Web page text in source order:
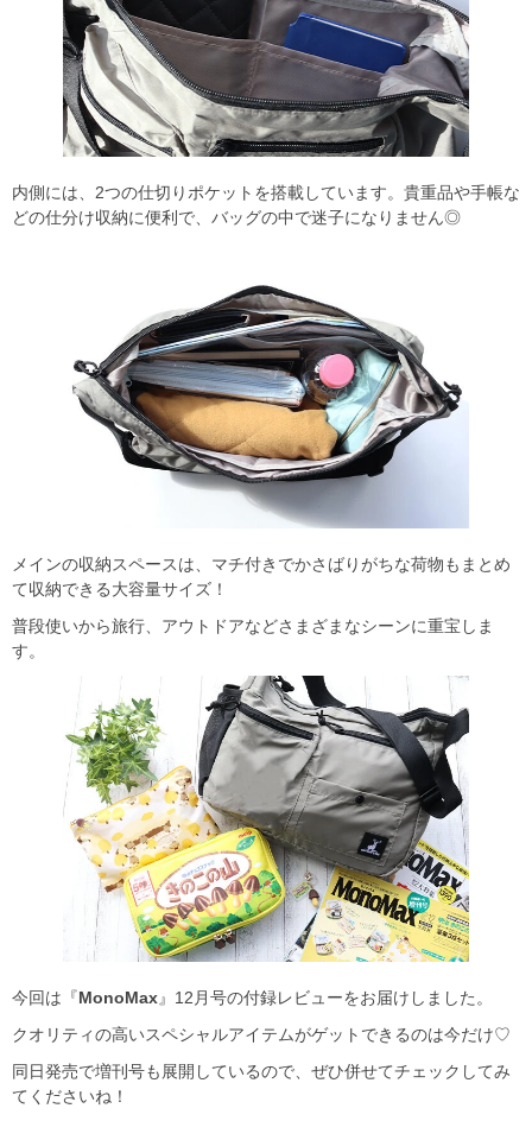
内側には、2つの仕切りポケットを搭載しています。貴重品や手帳な
どの仕分け収納に便利で、バッグの中で迷子になりません◎
メインの収納スペースは、マチ付きでかさばりがちな荷物もまとめ
て収納できる大容量サイズ！
普段使いから旅行、アウトドアなどさまざまなシーンに重宝しま
す。
今回は『MonoMax』12月号の付録レビューをお届けしました。
クオリティの高いスペシャルアイテムがゲットできるのは今だけ♡
同日発売で増刊号も展開しているので、ぜひ併せてチェックしてみ
てくださいね！